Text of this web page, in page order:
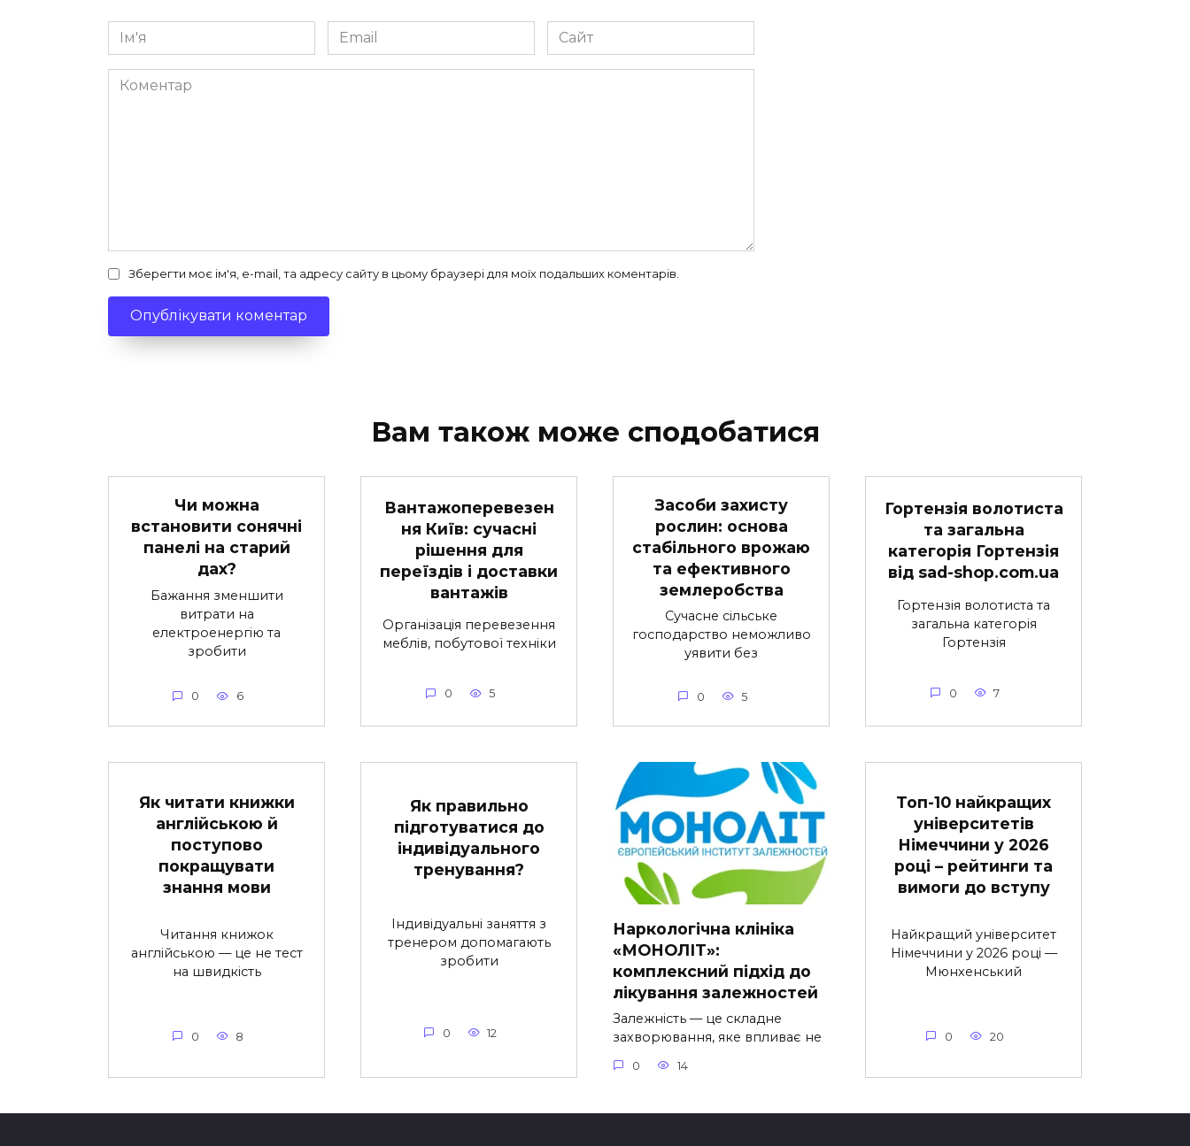
Ім'я
*
Email
*
Сайт
Коментар
Зберегти моє ім'я, e-mail, та адресу сайту в цьому браузері для моїх подальших коментарів.
Вам також може сподобатися
Чи можна
встановити сонячні
панелі на старий
дах?
Бажання зменшити
витрати на
електроенергію та
зробити
0 6
Вантажоперевезен
ня Київ: сучасні
рішення для
переїздів і доставки
вантажів
Організація перевезення
меблів, побутової техніки
0 5
Засоби захисту
рослин: основа
стабільного врожаю
та ефективного
землеробства
Сучасне сільське
господарство неможливо
уявити без
0 5
Гортензія волотиста
та загальна
категорія Гортензія
від sad-shop.com.ua
Гортензія волотиста та
загальна категорія
Гортензія
0 7
Як читати книжки
англійською й
поступово
покращувати
знання мови
Читання книжок
англійською — це не тест
на швидкість
0 8
Як правильно
підготуватися до
індивідуального
тренування?
Індивідуальні заняття з
тренером допомагають
зробити
0 12
Наркологічна клініка
«МОНОЛІТ»:
комплексний підхід до
лікування залежностей
Залежність — це складне
захворювання, яке впливає не
0 14
Топ-10 найкращих
університетів
Німеччини у 2026
році – рейтинги та
вимоги до вступу
Найкращий університет
Німеччини у 2026 році —
Мюнхенський
0 20